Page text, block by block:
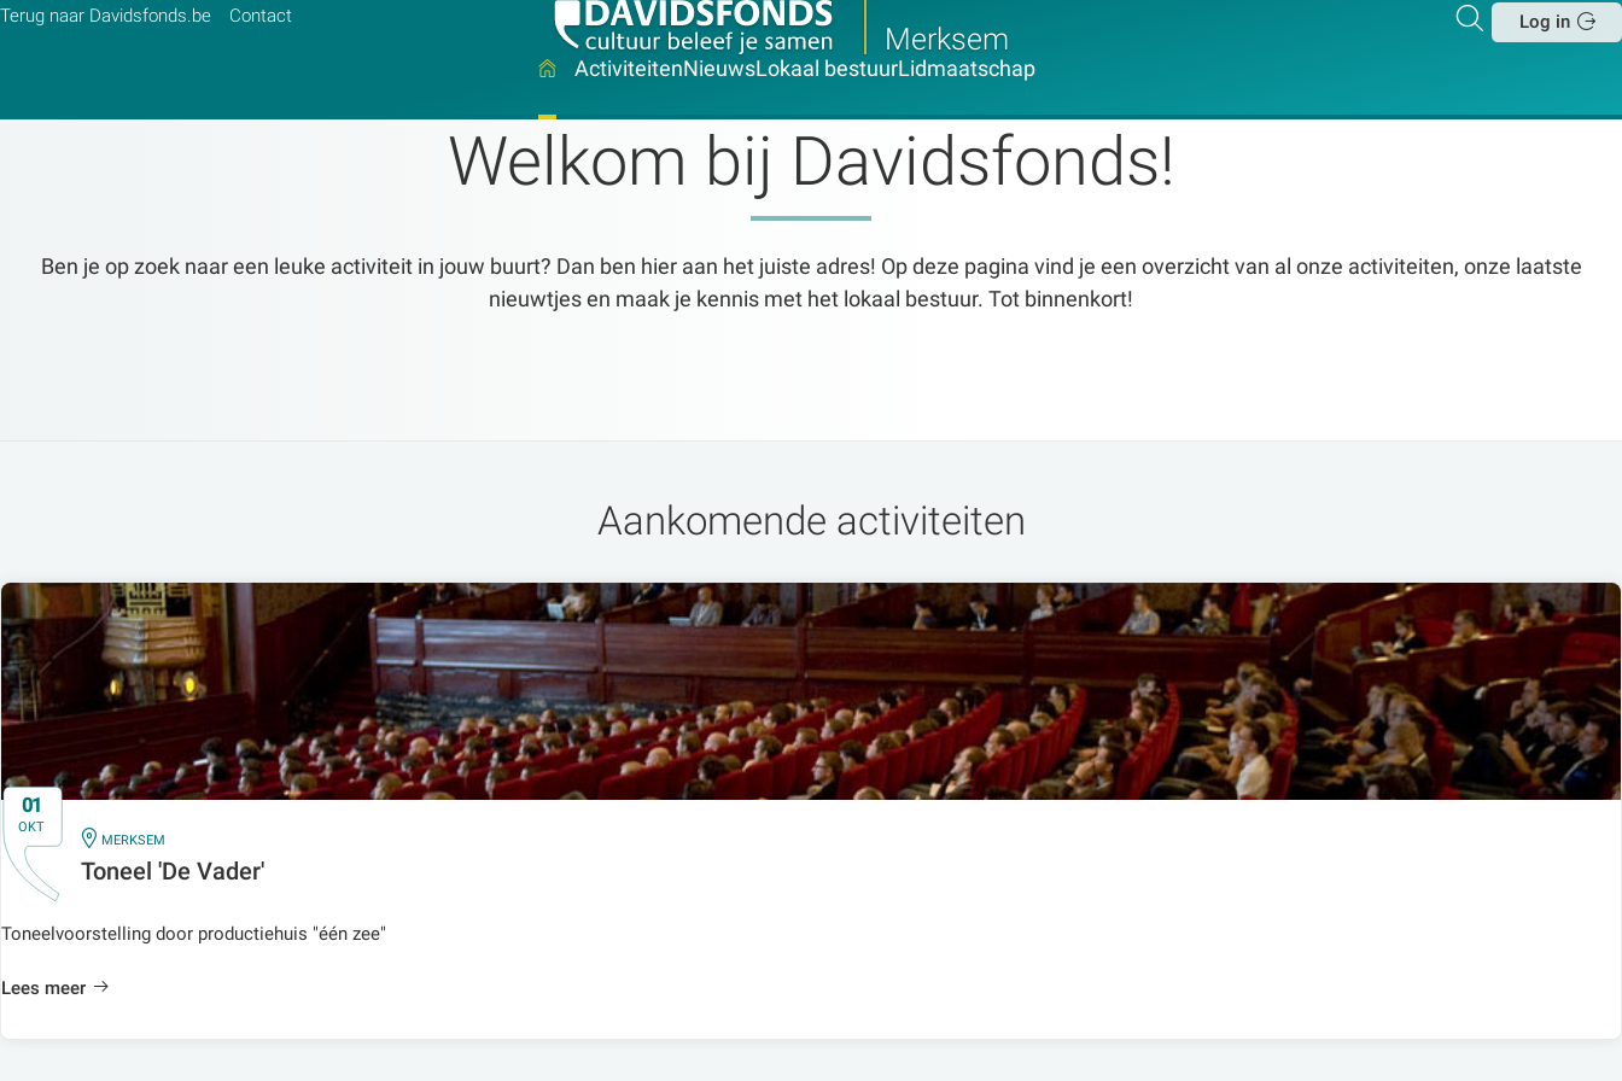
Terug naar Davidsfonds.be Contact
Merksem
Zoeken
Log in
ActiviteitenNieuwsLokaal bestuurLidmaatschap
Welkom bij Davidsfonds!
Ben je op zoek naar een leuke activiteit in jouw buurt? Dan ben hier aan het juiste adres! Op deze pagina vind je een overzicht van al onze activiteiten, onze laatste
nieuwtjes en maak je kennis met het lokaal bestuur. Tot binnenkort!
Aankomende activiteiten
01
OKT
IN
MERKSEM
Toneel 'De Vader'
Toneelvoorstelling door productiehuis "één zee"
Lees meer
Zoeken